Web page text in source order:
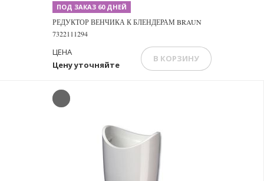
ПОД ЗАКАЗ 60 ДНЕЙ
РЕДУКТОР ВЕНЧИКА К БЛЕНДЕРАМ BRAUN
7322111294
Цену уточняйте
ЦЕНА
В КОРЗИНУ